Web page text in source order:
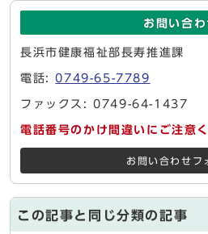
お問い合わ
長浜市健康福祉部長寿推進課
電話:0749-65-7789
ファックス: 0749-64-1437
電話番号のかけ間違いにご注意く
お問い合わせフ
この記事と同じ分類の記事